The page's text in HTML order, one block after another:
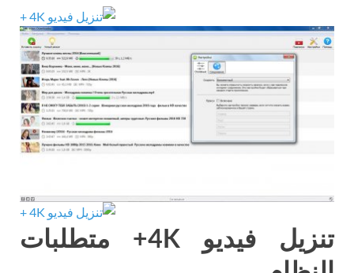
تنزيل فيديو 4K+ متطلبات